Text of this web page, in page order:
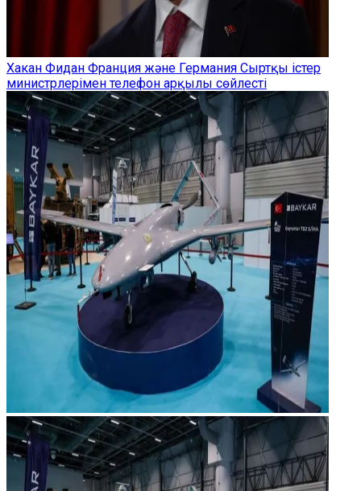
Хакан Фидан Франция және Германия Сыртқы істер
министрлерімен телефон арқылы сөйлесті